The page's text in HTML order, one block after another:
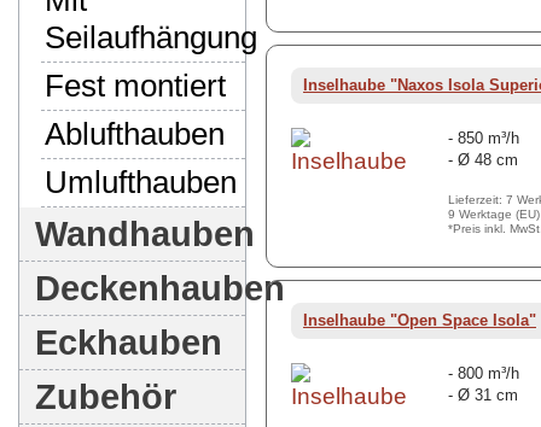
Seilaufhängung
Fest montiert
Ablufthauben
Umlufthauben
Wandhauben
Deckenhauben
Eckhauben
Zubehör
Inselhaube "Naxos Isola
- 850 m³/h
- Ø 48 cm
Lieferzeit: 7
9 Werktage (EU)
*Preis inkl.
Inselhaube "Open Space Isola"
- 800 m³/h
- Ø 31 cm